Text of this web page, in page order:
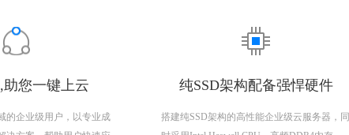
助您一键上云
的企业级用户，以专业成
纯SSD架构配备强悍硬件
搭建纯SSD架构的高性能企业级云服务器，同